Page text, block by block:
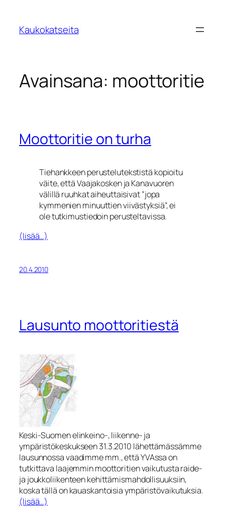
Kaukokatseita
Avainsana: moottoritie
Moottoritie on turha
Tiehankkeen perustelutekstistä kopioitu
väite, että Vaajakosken ja Kanavuoren
välillä ruuhkat aiheuttaisivat ”jopa
kymmenien minuuttien viivästyksiä”, ei
ole tutkimustiedoin perusteltavissa.
(lisää…)
20.4.2010
Lausunto moottoritiestä
Keski-Suomen elinkeino-, liikenne- ja
ympäristökeskukseen 31.3.2010 lähettämässämme
lausunnossa vaadimme mm., että YVAssa on
tutkittava laajemmin moottoritien vaikutusta raide-
ja joukkoliikenteen kehittämismahdollisuuksiin,
koska tällä on kauaskantoisia ympäristövaikutuksia.
(lisää…)